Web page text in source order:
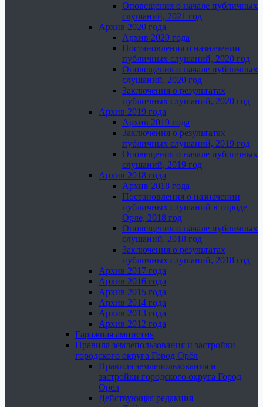
Оповещения о начале публичных
слушаний, 2021 год
Архив 2020 года
Архив 2020 года
Постановления о назначении
публичных слушаний, 2020 год
Оповещения о начале публичных
слушаний, 2020 год
Заключения о результатах
публичных слушаний, 2020 год
Архив 2019 года
Архив 2019 года
Заключения о результатах
публичных слушаний, 2019 год
Оповещения о начале публичных
слушаний, 2019 год
Архив 2018 года
Архив 2018 года
Постановления о назначении
публичных слушаний в городе
Орле, 2018 год
Оповещения о начале публичных
слушаний, 2018 год
Заключения о результатах
публичных слушаний, 2018 год
Архив 2017 года
Архив 2016 года
Архив 2015 года
Архив 2014 года
Архив 2013 года
Архив 2012 года
Гаражная амнистия
Правила землепользования и застройки
городского округа Город Орёл
Правила землепользования и
застройки городского округа Город
Орёл
Действующая редакция